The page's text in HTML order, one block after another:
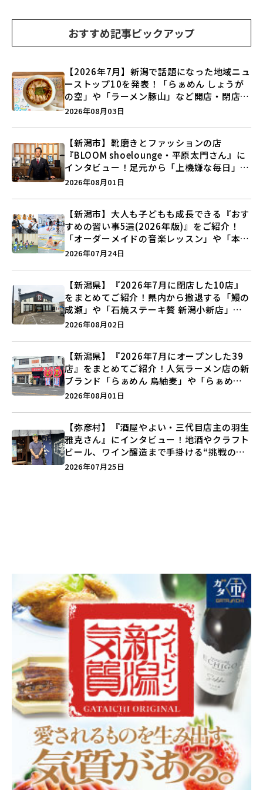
おすすめ記事ピックアップ
【2026年7月】新潟で話題になった地域ニュ
ーストップ10を発表！「らぁめん しょうが
の空」や「ラーメン豚山」など開店・閉店の
注目記事をランキングでご紹介♪
2026年08月03日
【新潟市】靴磨きとファッションの店
『BLOOM shoelounge・平原太門さん』に
インタビュー！足元から「上機嫌な毎日」を
つくる装いの提案とは？
2026年08月01日
【新潟市】大人も子どもも成長できる『おす
すめの習い事5選(2026年版)』をご紹介！
「オーダーメイドの音楽レッスン」や「本格
キックボクシング」で新しい自分を見つけよ
2026年07月24日
【新潟県】『2026年7月に閉店した10店』
をまとめてご紹介！県内から撤退する「鰻の
成瀬」や「石焼ステーキ贅 新潟小新店」が
営業に幕…。
2026年08月02日
【新潟県】『2026年7月にオープンした39
店』をまとめてご紹介！人気ラーメン店の新
ブランド「らぁめん 鳥紬麦」や「らぁめん
しょうがの空」など盛りだくさん♪
2026年08月01日
【弥彦村】『酒屋やよい・三代目店主の羽生
雅克さん』にインタビュー！地酒やクラフト
ビール、ワイン醸造まで手掛ける“挑戦の歴
史”に迫る♪
2026年07月25日